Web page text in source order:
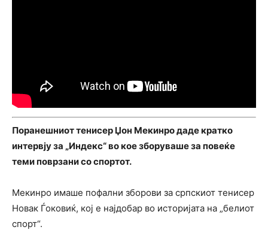
Поранешниот тенисер Џон Мекинро даде кратко
интервју за „Индекс“ во кое зборуваше за повеќе
теми поврзани со спортот.
Мекинро имаше пофални зборови за српскиот тенисер
Новак Ѓоковиќ, кој е најдобар во историјата на „белиот
спорт“.